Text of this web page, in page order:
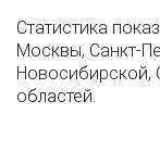
Статистика
Москвы, Санкт-
Новосибирской,
областей.